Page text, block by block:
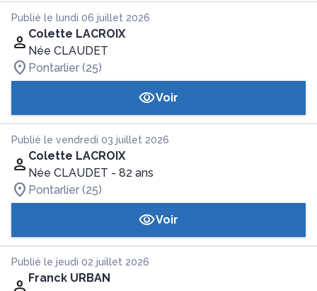
Publié le lundi 06 juillet 2026
Colette LACROIX
Née CLAUDET
Pontarlier (25)
Voir
Publié le vendredi 03 juillet 2026
Colette LACROIX
Née CLAUDET - 82 ans
Pontarlier (25)
Voir
Publié le jeudi 02 juillet 2026
Franck URBAN